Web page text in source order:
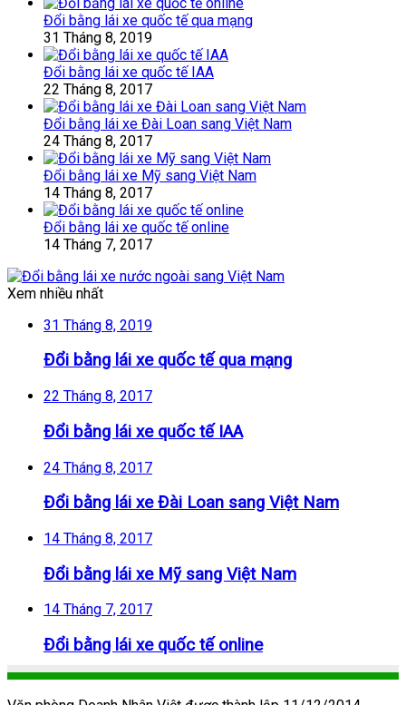
Đổi bằng lái xe quốc tế qua mạng
31 Tháng 8, 2019
Đổi bằng lái xe quốc tế IAA
22 Tháng 8, 2017
Đổi bằng lái xe Đài Loan sang Việt Nam
24 Tháng 8, 2017
Đổi bằng lái xe Mỹ sang Việt Nam
14 Tháng 8, 2017
Đổi bằng lái xe quốc tế online
14 Tháng 7, 2017
Xem nhiều nhất
31 Tháng 8, 2019
Đổi bằng lái xe quốc tế qua mạng
22 Tháng 8, 2017
Đổi bằng lái xe quốc tế IAA
24 Tháng 8, 2017
Đổi bằng lái xe Đài Loan sang Việt Nam
14 Tháng 8, 2017
Đổi bằng lái xe Mỹ sang Việt Nam
14 Tháng 7, 2017
Đổi bằng lái xe quốc tế online